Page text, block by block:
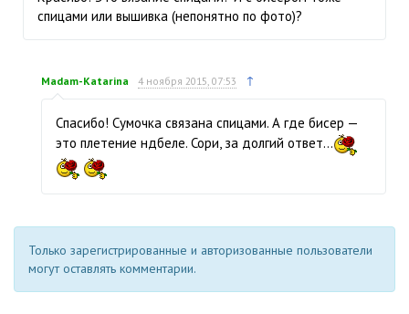
спицами или вышивка (непонятно по фото)?
Madam-Katarina 4 ноября 2015, 07:53 ↑
Спасибо! Сумочка связана спицами. А где бисер —
это плетение ндбеле. Сори, за долгий ответ...
Только зарегистрированные и авторизованные пользователи
могут оставлять комментарии.